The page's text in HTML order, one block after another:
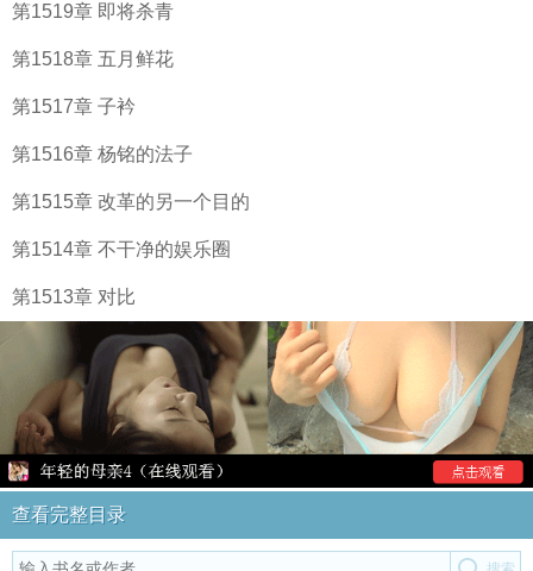
第1519章 即将杀青
第1518章 五月鲜花
第1517章 子衿
第1516章 杨铭的法子
第1515章 改革的另一个目的
第1514章 不干净的娱乐圈
第1513章 对比
查看完整目录